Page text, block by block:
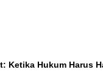
Ketika Hukum Harus